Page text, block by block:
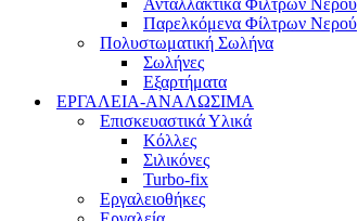
Ανταλλακτικά Φίλτρων Νερού
Παρελκόμενα Φίλτρων Νερού
Πολυστωματική Σωλήνα
Σωλήνες
Εξαρτήματα
ΕΡΓΑΛΕΙΑ-ΑΝΑΛΩΣΙΜΑ
Επισκευαστικά Υλικά
Κόλλες
Σιλικόνες
Turbo-fix
Εργαλειοθήκες